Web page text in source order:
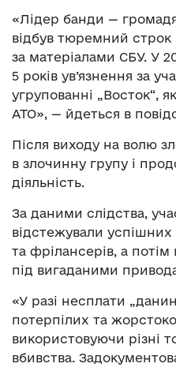
«Лідер банди —
відбув тюремний строк
за матеріалами СБУ. У
5 років ув’язнення за
угрупованні „Восток“,
АТО», — йдеться в
Після виходу на волю
в злочинну групу і
діяльність.
За даними слідства,
відстежували
та фрілансерів, а
під вигаданими
«У разі несплати
потерпілих та
використовуючи різні
вбивства.